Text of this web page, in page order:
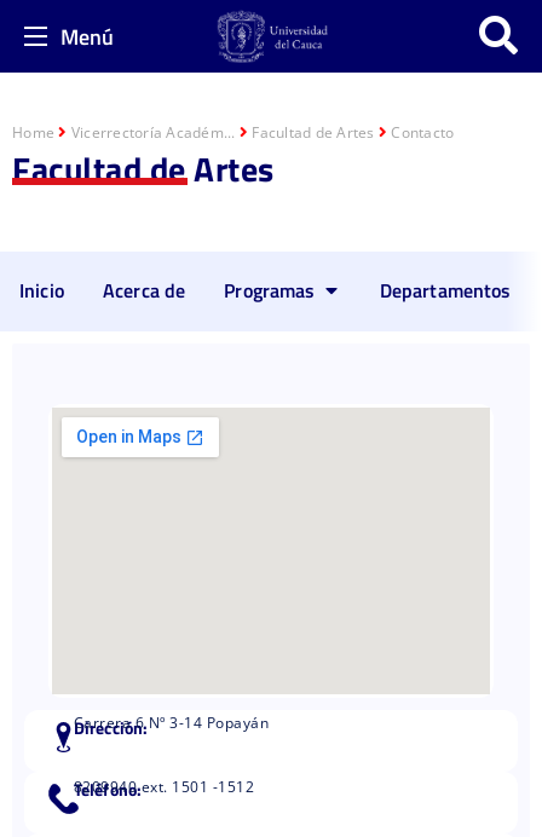
Menú
Home Vicerrectoría Académ... Facultad de Artes Contacto
Facultad de Artes
Inicio Acerca de Programas Departamentos
Dirección:
Carrera 6 Nº 3-14 Popayán
Teléfono:
8209940 ext. 1501 -1512